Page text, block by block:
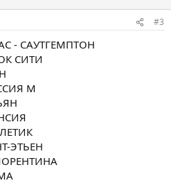
#3
- САУТГЕМПТОН
СИТИ
М
ЭТЬЕН